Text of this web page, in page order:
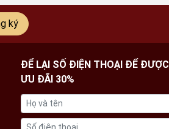
ký
ĐỂ LẠI SỐ ĐIỆN THOẠI ĐỂ ĐƯỢC
ƯU ĐÃI 30%